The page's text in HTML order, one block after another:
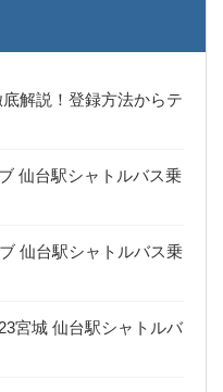
解説！登録方法からテ
仙台駅シャトルバス乗
仙台駅シャトルバス乗
宮城 仙台駅シャトルバ